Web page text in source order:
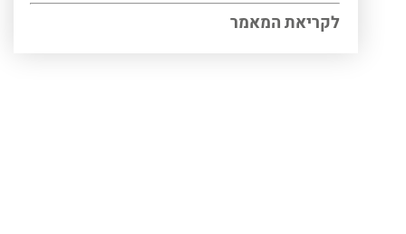
לקריאת המאמר